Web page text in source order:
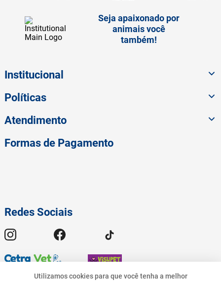
Utilizamos cookies para que você tenha a melhor
Seja apaixonado por
animais você
também!
Institucional
Políticas
Atendimento
Redes Sociais
Formas de Pagamento